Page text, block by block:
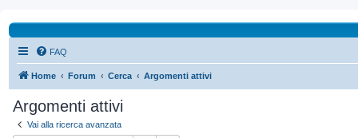
FAQ
Home Forum Cerca Argomenti attivi
Argomenti attivi
Vai alla ricerca avanzata